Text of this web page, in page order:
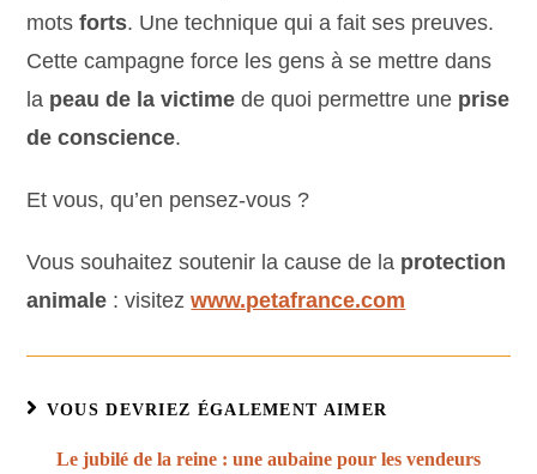
motsforts. Une technique qui a fait ses preuves.
Cette campagne force les gens à se mettre dans
la peau de la victime de quoi permettre une prise
de conscience.
Et vous, qu’en pensez-vous ?
Vous souhaitez soutenir la cause de la protection
animale : visitezwww.petafrance.com
VOUS DEVRIEZ ÉGALEMENT AIMER
Le jubilé de la reine : une aubaine pour les vendeurs